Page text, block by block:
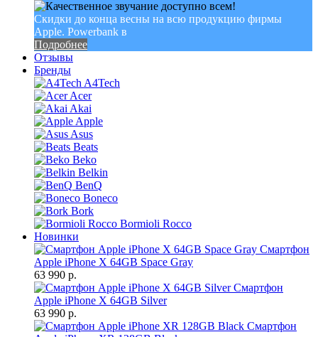
Скидки до конца весны на всю продукцию фирмы
Apple. Powerbank в
Подробнее
Отзывы
Бренды
A4Tech
Acer
Akai
Apple
Asus
Beats
Beko
Belkin
BenQ
Boneco
Bork
Bormioli Rocco
Новинки
Смартфон
Apple iPhone X 64GB Space Gray
63 990 р.
Смартфон
Apple iPhone X 64GB Silver
63 990 р.
Смартфон